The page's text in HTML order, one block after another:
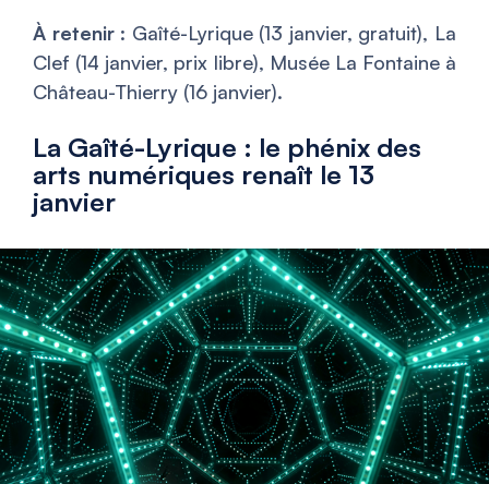
À retenir: Gaîté-Lyrique (13 janvier, gratuit), La
Clef (14 janvier, prix libre), Musée La Fontaine à
Château-Thierry (16 janvier).
La Gaîté-Lyrique : le phénix des
arts numériques renaît le 13
janvier